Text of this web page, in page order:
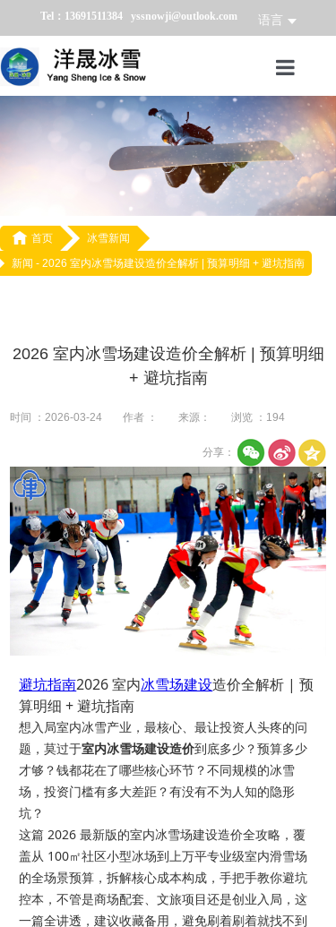
Tel：13691511384 yssnowji@outlook.com 语言
首页
冰雪产品
冰雪业务
冰雪新闻
 首页
冰雪新闻
新闻 - 2026 室内冰雪场建设造价全解析 | 预算明细 + 避坑指南
2026 室内冰雪场建设造价全解析 | 预算明细
+ 避坑指南
时间 ：2026-03-24 作者 ： 来源： 浏览 ： 194
分享：
避坑指南2026 室内冰雪场建设造价全解析 | 预
算明细 + 避坑指南
想入局室内冰雪产业，最核心、最让投资人头疼的问
题，莫过于室内冰雪场建设造价到底多少？预算多少
才够？钱都花在了哪些核心环节？不同规模的冰雪
场，投资门槛有多大差距？有没有不为人知的隐形
坑？
这篇 2026 最新版的室内冰雪场建设造价全攻略，覆
盖从 100㎡社区小型冰场到上万平专业级室内滑雪场
的全场景预算，拆解核心成本构成，手把手教你避坑
控本，不管是商场配套、文旅项目还是创业入局，这
一篇全讲透，建议收藏备用，避免刷着刷着就找不到